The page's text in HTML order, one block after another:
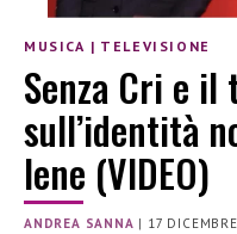
MUSICA | TELEVISIONE
Senza Cri e il
sull’identità
Iene (VIDEO)
ANDREA SANNA | 17